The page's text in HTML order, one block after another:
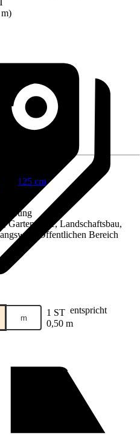
m)
125 cm
Gartenwege, Landschaftsbau,
Öffentlichen Bereich
m 1 ST entspricht
0,50 m